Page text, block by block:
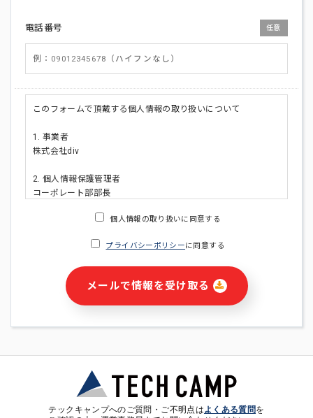
電話番号 任意
このフォームで頂戴する個人情報の取り扱いについて
1. 事業者
株式会社div
2. 個人情報保護管理者
コーポレート部部長
・ご請求された資料の送付のため
・本サービス及び本サービスに関連する情報(当社及び第三者の
サービス又は商品等の広告配信・宣伝を含みますが、それらに
・個人(法人の場合は担当者)を識別できない形式に加工した統
計情報の作成および利用
個人情報の取り扱いに同意する
プライバシーポリシーに同意する
メールで情報を受け取る
テックキャンプへのご質問・ご不明点はよくある質問を